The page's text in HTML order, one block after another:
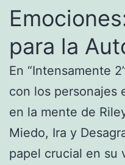
para la
En “Intensamente
con los personajes
en la mente de
Miedo, Ira y
papel crucial en su